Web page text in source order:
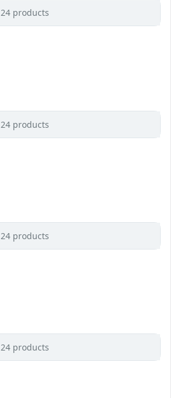
24 products
24 products
24 products
24 products